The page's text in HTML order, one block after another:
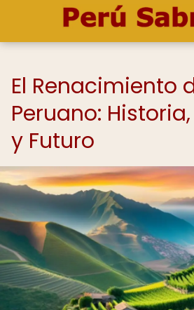
El Renacimiento
Peruano:
y Futuro